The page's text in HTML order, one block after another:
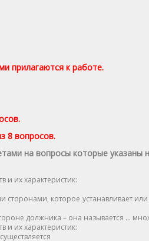
прилагаются к работе.
8 вопросов.
на вопросы которые указаны
и их характеристик:
которое устанавливает
должника – она называется …
и их характеристик: